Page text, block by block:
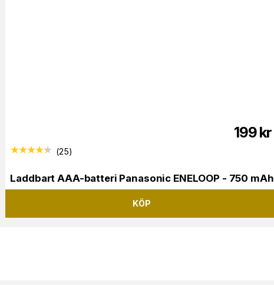
199kr
(25)
Laddbart AAA-batteri Panasonic ENELOOP - 750 mAh
KÖP